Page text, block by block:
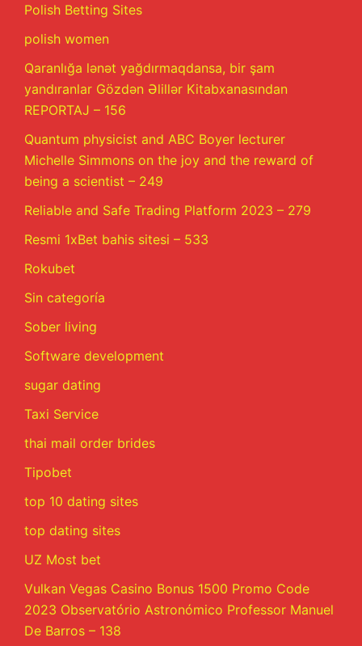
Polish Betting Sites
polish women
Qaranlığa lənət yağdırmaqdansa, bir şam
yandıranlar Gözdən Əlillər Kitabxanasından
REPORTAJ – 156
Quantum physicist and ABC Boyer lecturer
Michelle Simmons on the joy and the reward of
being a scientist – 249
Reliable and Safe Trading Platform 2023 – 279
Resmi 1xBet bahis sitesi – 533
Rokubet
Sin categoría
Sober living
Software development
sugar dating
Taxi Service
thai mail order brides
Tipobet
top 10 dating sites
top dating sites
UZ Most bet
Vulkan Vegas Casino Bonus 1500 Promo Code
2023 Observatório Astronómico Professor Manuel
De Barros – 138